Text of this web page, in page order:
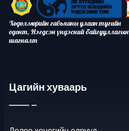
Хөдөлмөрийн гавьяаны улаан тугийн
одонт, Нэгдсэн үндэсний байгууллагын
шагналт
Цагийн хуваарь